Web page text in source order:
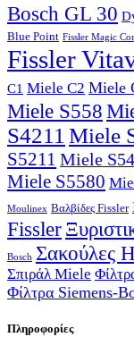
Bosch GL 30
Blue Point Fissler Magic
Fissler
C1 Miele C2 Miele
Miele S558
S4211 Miele
S5211 Miele
Miele S5580
Moulinex Βαλβίδες Fissler
Fissler
Bosch Σακούλες
Σπιράλ Miele
Φίλτρα Siemens-
Πληροφορίες